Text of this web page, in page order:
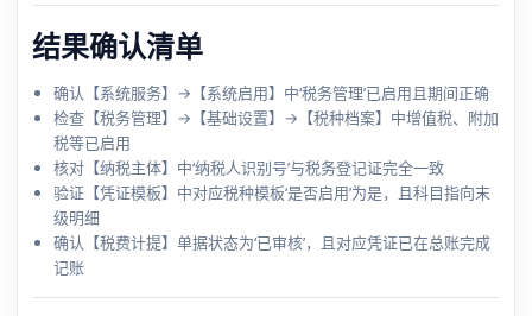
结果确认清单
确认【系统服务】→【系统启用】中‘税务管理’已启用且期间正确
检查【税务管理】→【基础设置】→【税种档案】中增值税、附加
税等已启用
核对【纳税主体】中‘纳税人识别号’与税务登记证完全一致
验证【凭证模板】中对应税种模板‘是否启用’为是，且科目指向末
级明细
确认【税费计提】单据状态为‘已审核’，且对应凭证已在总账完成
记账